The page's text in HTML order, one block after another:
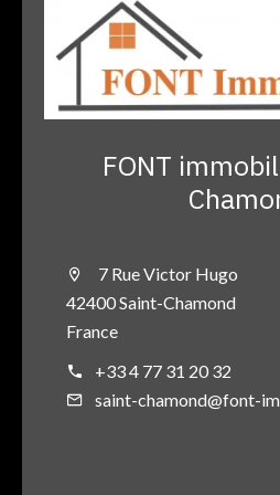
FONT
7 Rue Victor Hugo
42400 Saint-Chamond
France
+33 4 77 31 20 32
saint-chamond@font-